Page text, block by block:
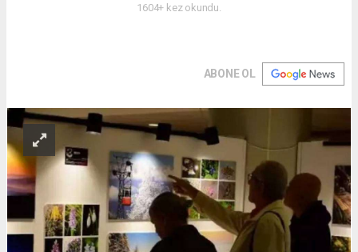
1604+ kez okundu.
ABONE OL